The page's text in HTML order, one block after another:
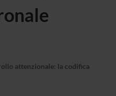
attenzionale: la codifica